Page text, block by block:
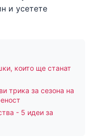
и усетете
които ще станат
трика за сезона на
- 5 идеи за